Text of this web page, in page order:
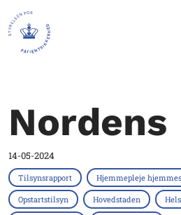
Nordens
14-05-2024
Tilsynsrapport Hjemmepleje
Opstartstilsyn Hovedstaden